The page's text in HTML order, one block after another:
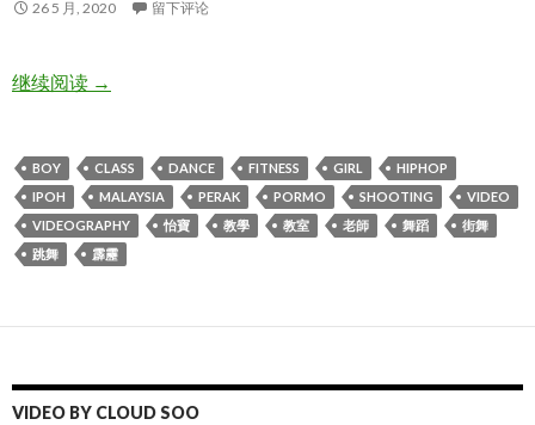
26 5 月, 2020 留下评论
继续阅读God Is Woman – Ariana Grande / MagSonics Remix /
→
BOY CLASS DANCE FITNESS GIRL
HIPHOP
IPOH
MALAYSIA PERAK PORMO SHOOTING
VIDEO
VIDEOGRAPHY
怡寶 教學 教室 老師 舞蹈
街舞
跳舞
霹靂
VIDEO BY CLOUD SOO